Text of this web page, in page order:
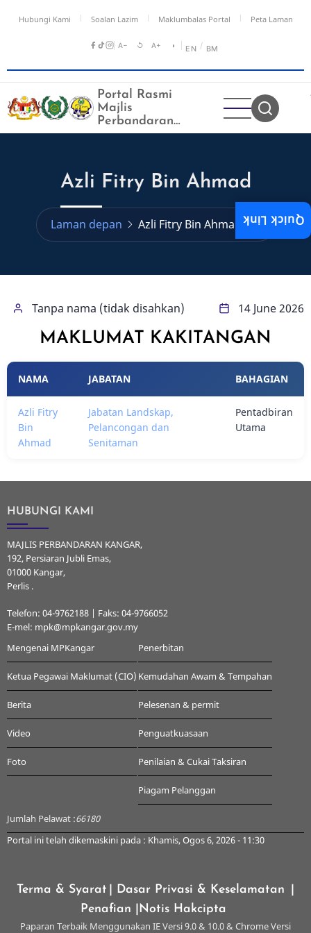
Hubungi Kami Soalan Lazim Maklumbalas Portal Peta Laman
A− ↺ A+ ◑ EN / BM
Portal Rasmi
Majlis
Perbandaran
Kangar
Azli Fitry Bin Ahmad
Laman depan Azli Fitry Bin Ahmad
Tanpa nama (tidak disahkan) 14 June 2026
MAKLUMAT KAKITANGAN
NAMA JABATAN BAHAGIAN
Azli Fitry
Bin
Ahmad
Jabatan Landskap,
Pelancongan dan
Senitaman
Pentadbiran
Utama
HUBUNGI KAMI
MAJLIS PERBANDARAN KANGAR,
192, Persiaran Jubli Emas,
01000 Kangar,
Perlis .
Telefon: 04-9762188 | Faks: 04-9766052
E-mel: mpk@mpkangar.gov.my
Mengenai MPKangar
Ketua Pegawai Maklumat (CIO)
Berita
Video
Foto
Penerbitan
Kemudahan Awam & Tempahan
Pelesenan & permit
Penguatkuasaan
Penilaian & Cukai Taksiran
Piagam Pelanggan
Jumlah Pelawat :66180
Portal ini telah dikemaskini pada : Khamis, Ogos 6, 2026 - 11:30
Terma & Syarat | Dasar Privasi & Keselamatan
Penafian
|Notis Hakcipta
Paparan Terbaik Menggunakan IE Versi 9.0 & 10.0 & Chrome Versi
Quick Link